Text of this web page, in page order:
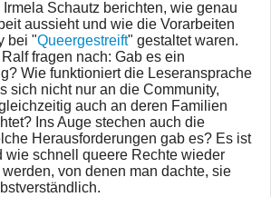
Schautz berichten, wie genau
aussieht und wie die Vorarbeiten
bei "Queergestreift" gestaltet waren.
fragen nach: Gab es ein
Wie funktioniert die Leseransprache
sich nicht nur an die Community,
auch an deren Familien
Ins Auge stechen auch die
Herausforderungen gab es? Es ist
wie schnell queere Rechte wieder
von denen man dachte, sie